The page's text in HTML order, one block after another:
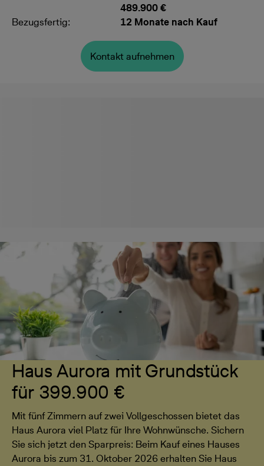
489.900 €
Bezugsfertig:
12 Monate nach Kauf
Kontakt aufnehmen
Haus Aurora mit Grundstück
für 399.900 €
Mit fünf Zimmern auf zwei Vollgeschossen bietet das
Haus Aurora viel Platz für Ihre Wohnwünsche. Sichern
Sie sich jetzt den Sparpreis: Beim Kauf eines Hauses
Aurora bis zum 31. Oktober 2026 erhalten Sie Haus